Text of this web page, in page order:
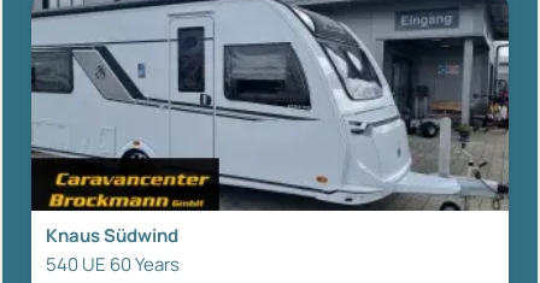
Knaus Südwind
540 UE 60 Years